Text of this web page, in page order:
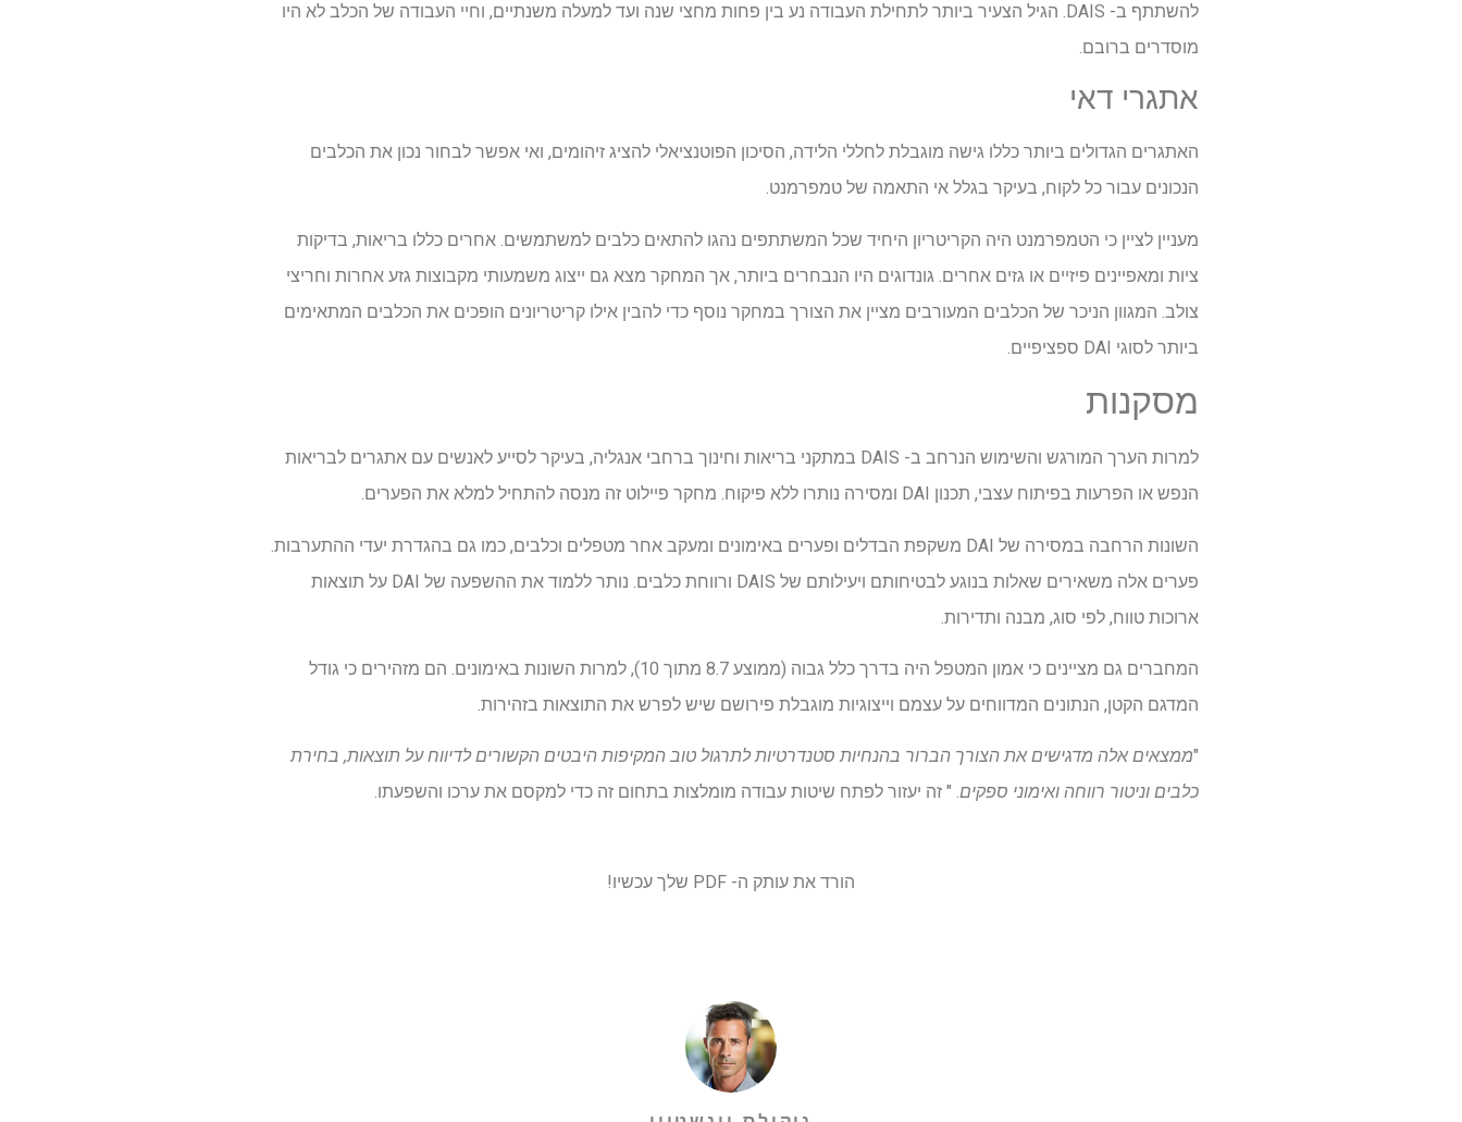
להשתתף ב- DAIS. הגיל הצעיר ביותר לתחילת העבודה נע בין פחות מחצי שנה ועד למעלה משנתיים, וחיי העבודה של הכלב לא היו
מוסדרים ברובם.
אתגרי דאי
האתגרים הגדולים ביותר כללו גישה מוגבלת לחללי הלידה, הסיכון הפוטנציאלי להציג זיהומים, ואי אפשר לבחור נכון את הכלבים
הנכונים עבור כל לקוח, בעיקר בגלל אי התאמה של טמפרמנט.
מעניין לציין כי הטמפרמנט היה הקריטריון היחיד שכל המשתתפים נהגו להתאים כלבים למשתמשים. אחרים כללו בריאות, בדיקות
ציות ומאפיינים פיזיים או גזים אחרים. גונדוגים היו הנבחרים ביותר, אך המחקר מצא גם ייצוג משמעותי מקבוצות גזע אחרות וחריצי
צולב. המגוון הניכר של הכלבים המעורבים מציין את הצורך במחקר נוסף כדי להבין אילו קריטריונים הופכים את הכלבים המתאימים
ביותר לסוגי DAI ספציפיים.
מסקנות
למרות הערך המורגש והשימוש הנרחב ב- DAIS במתקני בריאות וחינוך ברחבי אנגליה, בעיקר לסייע לאנשים עם אתגרים לבריאות
הנפש או הפרעות בפיתוח עצבי, תכנון DAI ומסירה נותרו ללא פיקוח. מחקר פיילוט זה מנסה להתחיל למלא את הפערים.
השונות הרחבה במסירה של DAI משקפת הבדלים ופערים באימונים ומעקב אחר מטפלים וכלבים, כמו גם בהגדרת יעדי ההתערבות.
פערים אלה משאירים שאלות בנוגע לבטיחותם ויעילותם של DAIS ורווחת כלבים. נותר ללמוד את ההשפעה של DAI על תוצאות
ארוכות טווח, לפי סוג, מבנה ותדירות.
המחברים גם מציינים כי אמון המטפל היה בדרך כלל גבוה (ממוצע 8.7 מתוך 10), למרות השונות באימונים. הם מזהירים כי גודל
המדגם הקטן, הנתונים המדווחים על עצמם וייצוגיות מוגבלת פירושם שיש לפרש את התוצאות בזהירות.
"ממצאים אלה מדגישים את הצורך הברור בהנחיות סטנדרטיות לתרגול טוב המקיפות היבטים הקשורים לדיווח על תוצאות, בחירת
כלבים וניטור רווחה ואימוני ספקים. " זה יעזור לפתח שיטות עבודה מומלצות בתחום זה כדי למקסם את ערכו והשפעתו.
הורד את עותק ה- PDF שלך עכשיו!